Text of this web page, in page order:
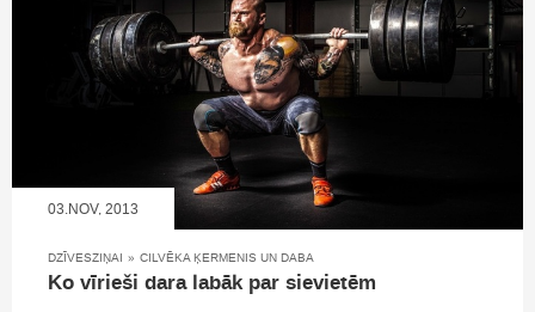
03.NOV, 2013
DZĪVESZIŅAI » CILVĒKA ĶERMENIS UN DABA
Ko vīrieši dara labāk par sievietēm